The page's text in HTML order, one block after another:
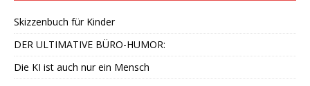
Skizzenbuch für Kinder
DER ULTIMATIVE BÜRO-HUMOR:
Die KI ist auch nur ein Mensch